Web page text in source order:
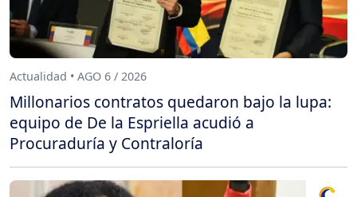
Actualidad • AGO 6 / 2026
Millonarios contratos quedaron bajo la lupa:
equipo de De la Espriella acudió a
Procuraduría y Contraloría